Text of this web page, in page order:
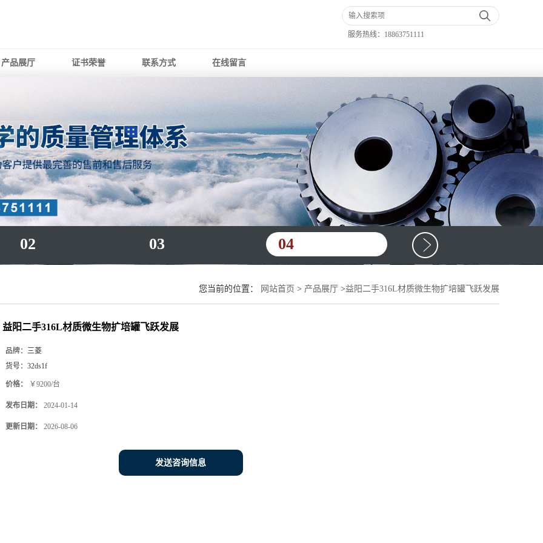
服务热线： 18863751111
产品展厅 证书荣誉 联系方式 在线留言
02 03 04
您当前的位置： 网站首页 > 产品展厅 >益阳二手316L材质微生物扩培罐飞跃发展
益阳二手316L材质微生物扩培罐飞跃发展
品牌： 三菱
货号： 32ds1f
价格： ￥9200/台
发布日期： 2024-01-14
更新日期： 2026-08-06
发送咨询信息